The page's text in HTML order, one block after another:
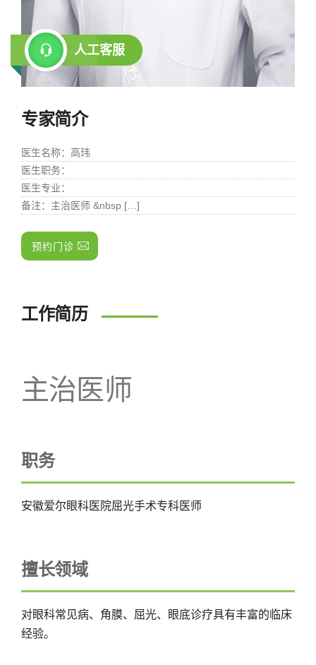
人工客服
专家简介
医生名称：高玮
医生职务：
医生专业：
备注：主治医师 &nbsp […]
预约门诊
工作简历
主治医师
职务
安徽爱尔眼科医院屈光手术专科医师
擅长领域
对眼科常见病、角膜、屈光、眼底诊疗具有丰富的临床
经验。